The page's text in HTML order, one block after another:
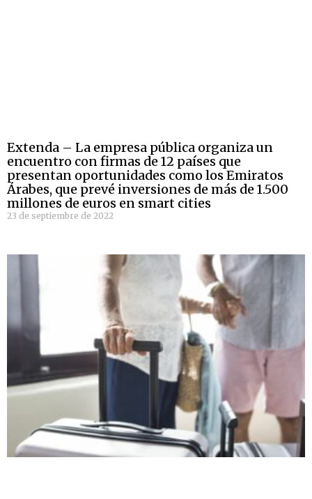
Extenda – La empresa pública organiza un
encuentro con firmas de 12 países que
presentan oportunidades como los Emiratos
Árabes, que prevé inversiones de más de 1.500
millones de euros en smart cities
23 de septiembre de 2022